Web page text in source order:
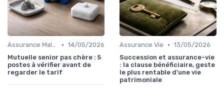
Assurance Maladie • 14/05/2026
Mutuelle senior pas chère : 5
postes à vérifier avant de
regarder le tarif
Assurance Vie • 13/05/2026
Succession et assurance-vie
: la clause bénéficiaire, geste
le plus rentable d'une vie
patrimoniale